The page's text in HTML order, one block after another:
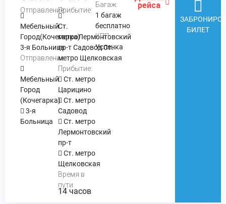
Отправление:
Мебельный
Город(Кочегарка)
3-я Больница
Отправление:
Мебельный
Город
(Кочегарка)
3-я
Больница
Прибытие:
Ст.
метроЛермонтовский
пр-т Садовод Ст.
метро Щелковская
Прибытие:
Ст. метро
Царицино
Ст. метро
Садовод
Ст. метро
Лермонтовский
пр-т
Ст. метро
Щелковская
Время в
пути:
14 часов
Багаж:
1 багаж
бесплатно
КПП:
Успенка
рейса
БИЛЕТ